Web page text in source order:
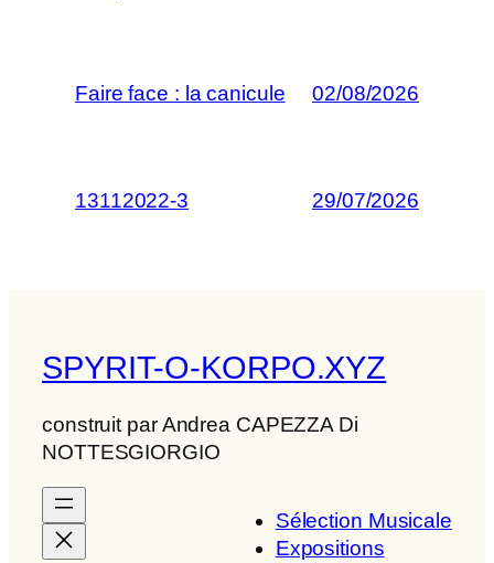
Faire face : la canicule 02/08/2026
13112022-3 29/07/2026
SPYRIT-O-KORPO.XYZ
construit par Andrea CAPEZZA Di
NOTTESGIORGIO
Sélection Musicale
Expositions